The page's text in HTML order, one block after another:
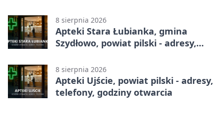
8 sierpnia 2026
Apteki Stara Łubianka, gmina
Szydłowo, powiat pilski - adresy,
8 sierpnia 2026
Apteki Ujście, powiat pilski - adresy,
telefony, godziny otwarcia